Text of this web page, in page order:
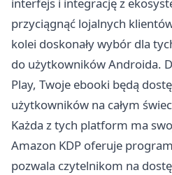
interfejs i integrację z
przyciągnąć lojalnych
kolei doskonały wybór dla
do użytkowników Androida.
Play, Twoje ebooki będą
użytkowników na całym
Każda z tych platform ma
Amazon KDP oferuje
pozwala czytelnikom na